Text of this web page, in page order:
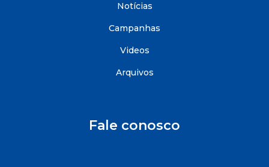
Notícias
Campanhas
Videos
Arquivos
Fale conosco